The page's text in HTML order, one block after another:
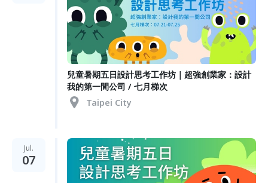
兒童暑期五日設計思考工作坊｜超強創業家：設計
我的第一間公司 / 七月梯次
Taipei City
Jul.
07